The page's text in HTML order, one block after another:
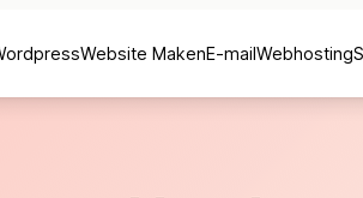
Website MakenE-mailWebhosting